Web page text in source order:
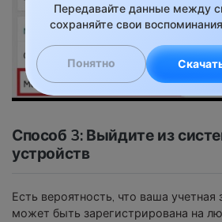
Способ 3: Выйдите из
устройств
Есть вероятность, что ваша
может быть зарегистрирована на
Передавайте данные между
сохраняйте свои
Понятно